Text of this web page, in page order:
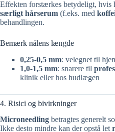
Effekten forstærkes betydeligt, hvis
særligt hårserum (f.eks. med
behandlingen.
Bemærk nålens længde
0,25-0,5 mm: velegnet til
1,0-1,5 mm: snarere til
klinik eller hos hudlægen
4. Risici og bivirkninger
Microneedling betragtes generelt
Ikke desto mindre kan der opstå let